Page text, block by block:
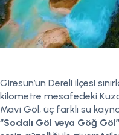
Giresun’un Dereli ilçesi
kilometre mesafedeki
Mavi Göl, üç farklı su
‘’Sodalı Göl veya Göğ Göl’’